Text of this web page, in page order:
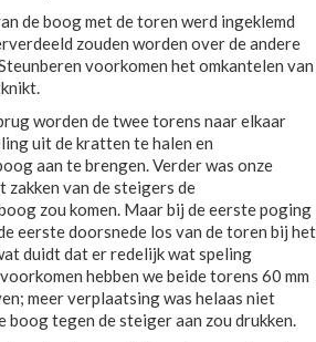
de boog met de toren werd ingeklemd
zouden worden over de andere
voorkomen het omkantelen van
worden de twee torens naar elkaar
uit de kratten te halen en
aan te brengen. Verder was onze
van de steigers de
zou komen. Maar bij de eerste poging
eerste doorsnede los van de toren bij het
duidt dat er redelijk wat speling
hebben we beide torens 60 mm
meer verplaatsing was helaas niet
boog tegen de steiger aan zou drukken.